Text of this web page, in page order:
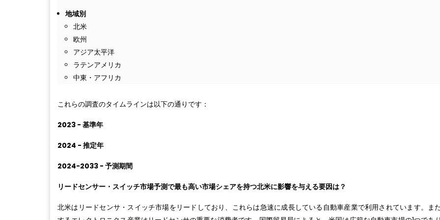
地域別
北米
欧州
アジア太平洋
ラテンアメリカ
中東・アフリカ
これらの調査のタイムラインは以下の通りです：
2023 - 基準年
2024 - 推定年
2024-2033 - 予測期間
リードセンサー・スイッチ市場予測で最も高い市場シェアを持つ北米に影響を与える要因は？
北米はリードセンサ・スイッチ市場をリードしており、これらは急速に成長している自動車産業で利用されています。ま